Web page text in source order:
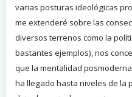
varias posturas ideológicas
me extenderé sobre las
diversos terrenos como la
bastantes ejemplos), nos
que la mentalidad
ha llegado hasta niveles de la